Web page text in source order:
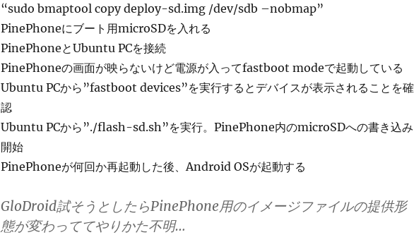
“sudo bmaptool copy deploy-sd.img /dev/sdb –nobmap”
PinePhoneにブート用microSDを入れる
PinePhoneとUbuntu PCを接続
PinePhoneの画面が映らないけど電源が入ってfastboot modeで起動している
Ubuntu PCから”fastboot devices”を実行するとデバイスが表示されることを確
認
Ubuntu PCから”./flash-sd.sh”を実行。PinePhone内のmicroSDへの書き込み
開始
PinePhoneが何回か再起動した後、Android OSが起動する
GloDroid試そうとしたらPinePhone用のイメージファイルの提供形
態が変わっててやりかた不明…